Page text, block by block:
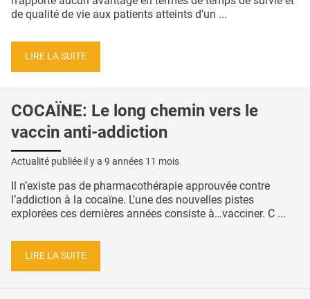
de qualité de vie aux patients atteints d'un ...
LIRE LA SUITE
COCAÏNE: Le long chemin vers le
vaccin anti-addiction
Actualité publiée il y a 9 années 11 mois
Il n’existe pas de pharmacothérapie approuvée contre
l’addiction à la cocaïne. L'une des nouvelles pistes
explorées ces dernières années consiste à…vacciner. C ...
LIRE LA SUITE